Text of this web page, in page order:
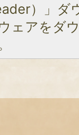
）」ダ
ェアをダ